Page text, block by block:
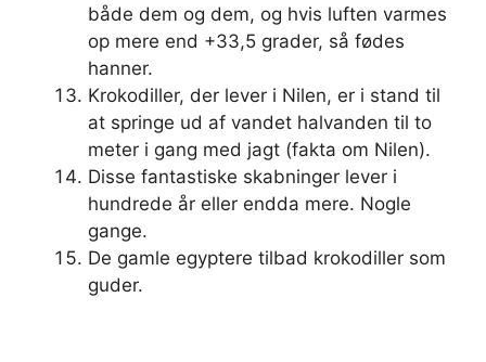
både dem og dem, og hvis luften varmes
op mere end +33,5 grader, så fødes
hanner.
Krokodiller, der lever i Nilen, er i stand til
at springe ud af vandet halvanden til to
meter i gang med jagt (fakta om Nilen).
Disse fantastiske skabninger lever i
hundrede år eller endda mere. Nogle
gange.
De gamle egyptere tilbad krokodiller som
guder.